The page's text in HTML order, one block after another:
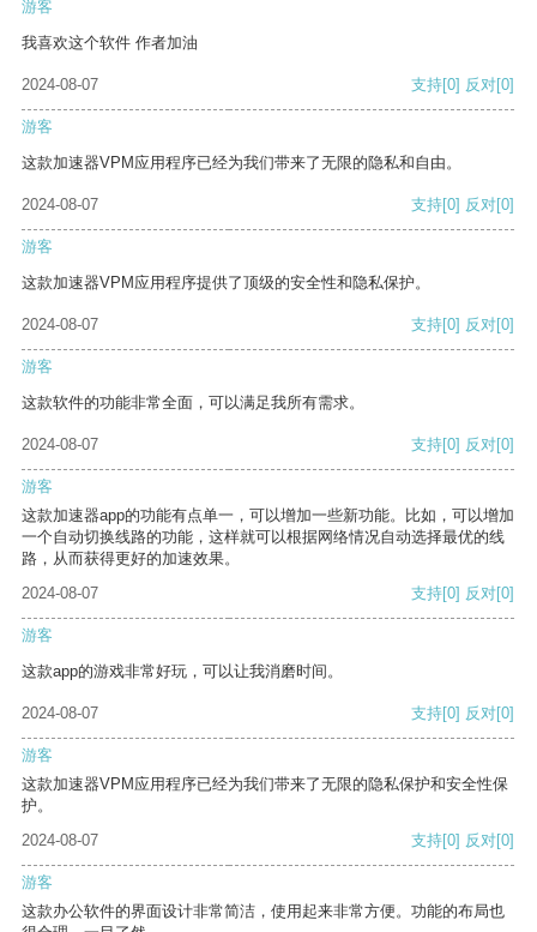
游客
我喜欢这个软件 作者加油
2024-08-07 支持[0] 反对[0]
游客
这款加速器VPM应用程序已经为我们带来了无限的隐私和自由。
2024-08-07 支持[0] 反对[0]
游客
这款加速器VPM应用程序提供了顶级的安全性和隐私保护。
2024-08-07 支持[0] 反对[0]
游客
这款软件的功能非常全面，可以满足我所有需求。
2024-08-07 支持[0] 反对[0]
游客
这款加速器app的功能有点单一，可以增加一些新功能。比如，可以增加
一个自动切换线路的功能，这样就可以根据网络情况自动选择最优的线
路，从而获得更好的加速效果。
2024-08-07
支持[0] 反对[0]
游客
这款app的游戏非常好玩，可以让我消磨时间。
2024-08-07 支持[0] 反对[0]
游客
这款加速器VPM应用程序已经为我们带来了无限的隐私保护和安全性保
护。
2024-08-07
支持[0] 反对[0]
游客
这款办公软件的界面设计非常简洁，使用起来非常方便。功能的布局也